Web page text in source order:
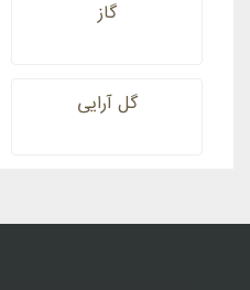
گاز
گل آرایی